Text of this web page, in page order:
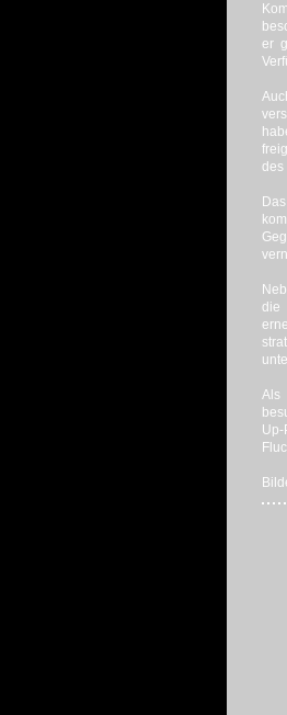
er
des
die
Als